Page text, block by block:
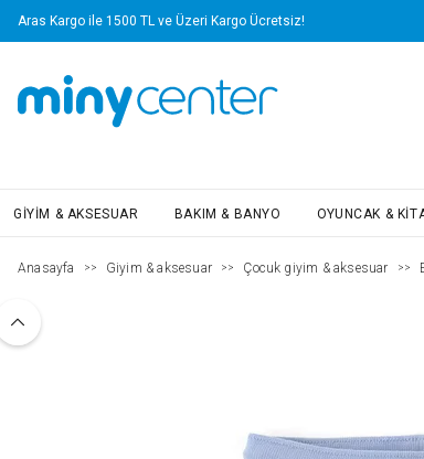
Aras Kargo ile 1500 TL ve Üzeri Kargo Ücretsiz!
GIYIM & AKSESUAR BAKIM & BANYO OYUNCAK &
Anasayfa >> Giyim & aksesuar >> Çocuk giyim & aksesuar >>